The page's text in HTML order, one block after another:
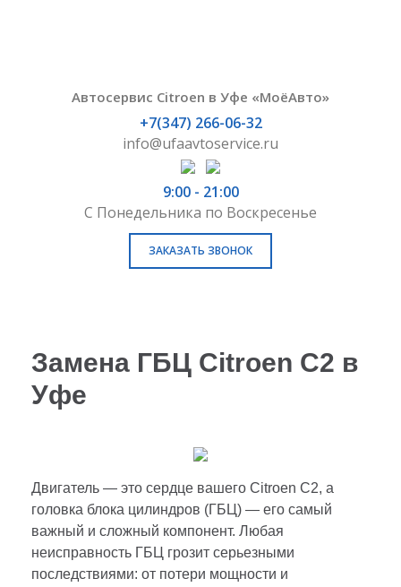
Автосервис Citroen в Уфе «МоёАвто»
+7(347) 266-06-32
info@ufaavtoservice.ru
9:00 - 21:00
С Понедельника по Воскресенье
ЗАКАЗАТЬ ЗВОНОК
Замена ГБЦ Citroen C2 в
Уфе
Двигатель — это сердце вашего Citroen C2, а
головка блока цилиндров (ГБЦ) — его самый
важный и сложный компонент. Любая
неисправность ГБЦ грозит серьезными
последствиями: от потери мощности и